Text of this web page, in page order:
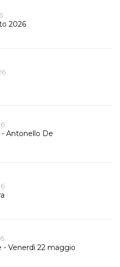
2026
Antonello De
- Venerdì 22 maggio